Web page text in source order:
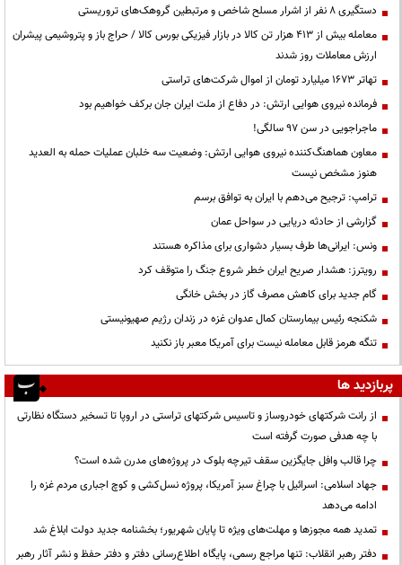
دستگیری ۸ نفر از اشرار مسلح شاخص و مرتبطین گروهک‌های تروریستی
معامله بیش از ۴۱۳ هزار تن کالا در بازار فیزیکی بورس کالا / حراج باز و پتروشیمی پیشران
ارزش معاملات روز شدند
تهاتر ۱۶۷۳ میلیارد تومان از اموال شرکت‌های تراستی
فرمانده نیروی هوایی ارتش: در دفاع از ملت ایران جان برکف خواهیم بود
ماجراجویی در سن ۹۷ سالگی!
معاون هماهنگ‌کننده نیروی هوایی ارتش: وضعیت سه خلبان عملیات حمله به العدید
هنوز مشخص نیست
ترامپ: ترجیح می‌دهم با ایران به توافق برسم
گزارشی از حادثه دریایی در سواحل عمان
ونس: ایرانی‌ها طرف بسیار دشواری برای مذاکره هستند
رویترز: هشدار صریح ایران خطر شروع جنگ را متوقف کرد
گام جدید برای کاهش مصرف گاز در بخش خانگی
شکنجه رئیس بیمارستان کمال عدوان غزه در زندان رژیم صهیونیستی
تنگه هرمز قابل معامله نیست برای آمریکا معبر باز نکنید
پربازدید ها
از رانت‌ شرکتهای خودروساز و تاسیس شرکتهای تراستی در اروپا تا تسخیر دستگاه نظارتی
با چه هدفی صورت گرفته است
چرا قالب وافل جایگزین سقف تیرچه بلوک در پروژه‌های مدرن شده است؟
جهاد اسلامی: اسرائیل با چراغ سبز آمریکا، پروژه نسل‌کشی و کوچ اجباری مردم غزه را
ادامه می‌دهد
تمدید همه مجوزها و مهلت‌های ویژه تا پایان شهریور؛ بخشنامه جدید دولت ابلاغ شد
دفتر رهبر انقلاب: تنها مراجع رسمی، پایگاه اطلاع‌رسانی دفتر و دفتر حفظ و نشر آثار رهبر